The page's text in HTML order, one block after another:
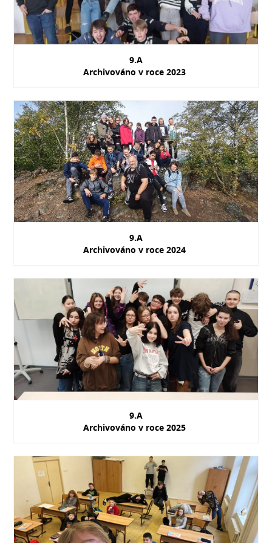
9.A
Archivováno v roce 2023
9.A
Archivováno v roce 2024
9.A
Archivováno v roce 2025